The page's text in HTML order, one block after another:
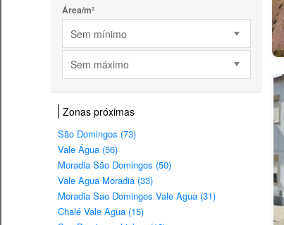
Área/m²
Sem mínimo
Sem máximo
Zonas próximas
São Domingos (73)
Vale Água (56)
Moradia São Domingos (50)
Vale Agua Moradia (33)
Moradia Sao Domingos Vale Agua (31)
Chalé Vale Agua (15)